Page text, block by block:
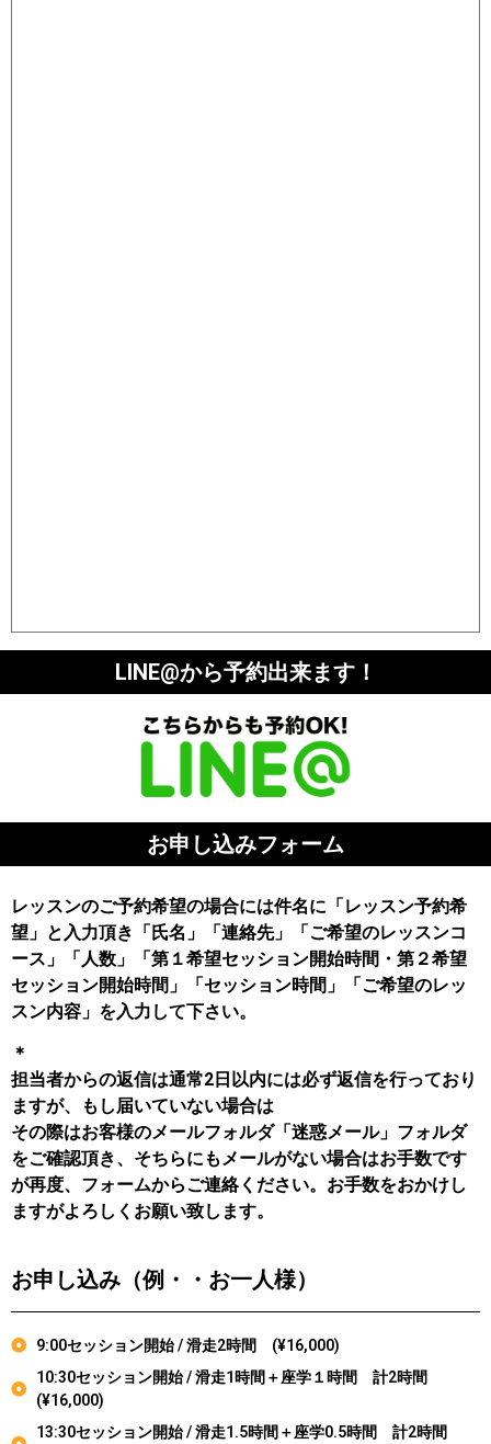
LINE@から予約出来ます！
お申し込みフォーム
レッスンのご予約希望の場合には件名に「レッスン予約希
望」と入力頂き「氏名」「連絡先」「ご希望のレッスンコ
ース」「人数」「第１希望セッション開始時間・第２希望
セッション開始時間」「セッション時間」「ご希望のレッ
スン内容」を入力して下さい。
＊
担当者からの返信は通常2日以内には必ず返信を行っており
ますが、もし届いていない場合は
その際はお客様のメールフォルダ「迷惑メール」フォルダ
をご確認頂き、そちらにもメールがない場合はお手数です
が再度、フォームからご連絡ください。お手数をおかけし
ますがよろしくお願い致します。
お申し込み（例・・お一人様）
9:00セッション開始 / 滑走2時間 (¥16,000)
10:30セッション開始 / 滑走1時間＋座学１時間 計2時間
(¥16,000)
13:30セッション開始 / 滑走1.5時間＋座学0.5時間 計2時間